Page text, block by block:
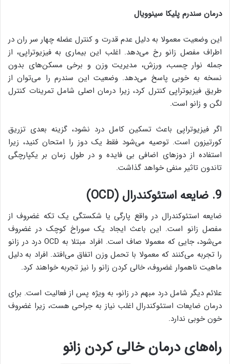
درمان سندرم پلیکا سینوویال
این وضعیت معمولا به دلیل عدم قدرت و کنترل عضله چهار سر ران در
اطراف مفصل زانو رخ می‌دهد. اغلب این بیماری به فیزیوتراپی، از
جمله نوار چسب، ورزش، مدیریت وزن و برخی مسکن‌های بدون
نسخه به خوبی پاسخ می‌دهد. وضعیت این سندرم را می‌توان از
طریق فیزیوتراپی کنترل کرد، زیرا درمان اصلی شامل تمرینات کنترل
لگن و زانو است.
اگر فیزیوتراپی باعث تسکین کامل درد نشود، گزینه بعدی تزریق
کورتیزون است. توصیه می‌شود فقط یک دوز را امتحان کنید، زیرا
استفاده از دوزهای اضافی بی فایده‌ و در طول زمان بر یکپارچگی
تاندون تاثیر منفی خواهد گذاشت.
9. ضایعه استئوکندرال (OCD)
ضایعه استئوکندرال در واقع پارگی یا شکستگی یک تکه غضروف از
مفصل زانو است. این باعث ایجاد یک سوراخ کوچک در غضروف
می‌شود، جایی که معمولا صاف است. افراد مبتلا به OCD درد در زانو
را تجربه می‌کنند که معمولا با تحمل وزن اتفاق می‌افتد. افراد به دلیل
ماهیت ناهموار غضروف، خالی کردن زانو را نیز تجربه خواهند کرد.
علائم دیگر شامل درد مبهم در زانو، به ویژه پس از فعالیت است. برای
درمان ضایعات استئوکندرال اغلب نیاز به جراحی هست، زیرا غضروف
خون خوبی ندارد.
راه‌های درمان خالی کردن زانو